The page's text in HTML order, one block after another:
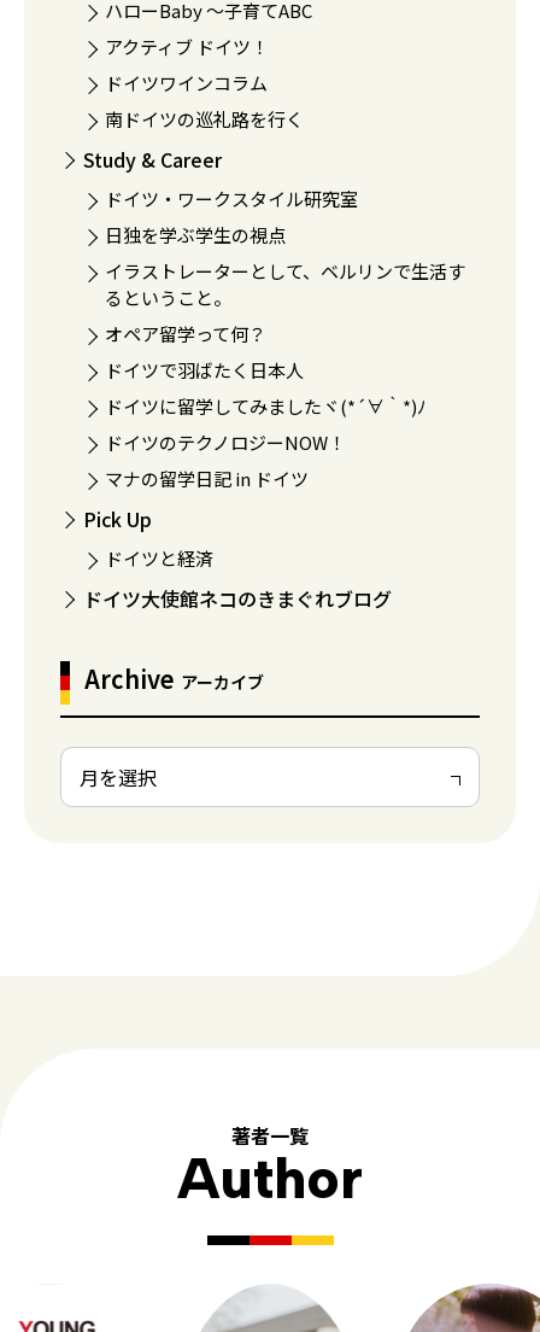
ハローBaby 〜子育てABC
アクティブ ドイツ！
ドイツワインコラム
南ドイツの巡礼路を行く
Study & Career
ドイツ・ワークスタイル研究室
日独を学ぶ学生の視点
イラストレーターとして、ベルリンで生活す
るということ。
オペア留学って何？
ドイツで羽ばたく日本人
ドイツに留学してみましたヾ(*´∀｀*)ﾉ
ドイツのテクノロジーNOW！
マナの留学日記 in ドイツ
Pick Up
ドイツと経済
ドイツ大使館ネコのきまぐれブログ
Archive アーカイブ
著者一覧
Author